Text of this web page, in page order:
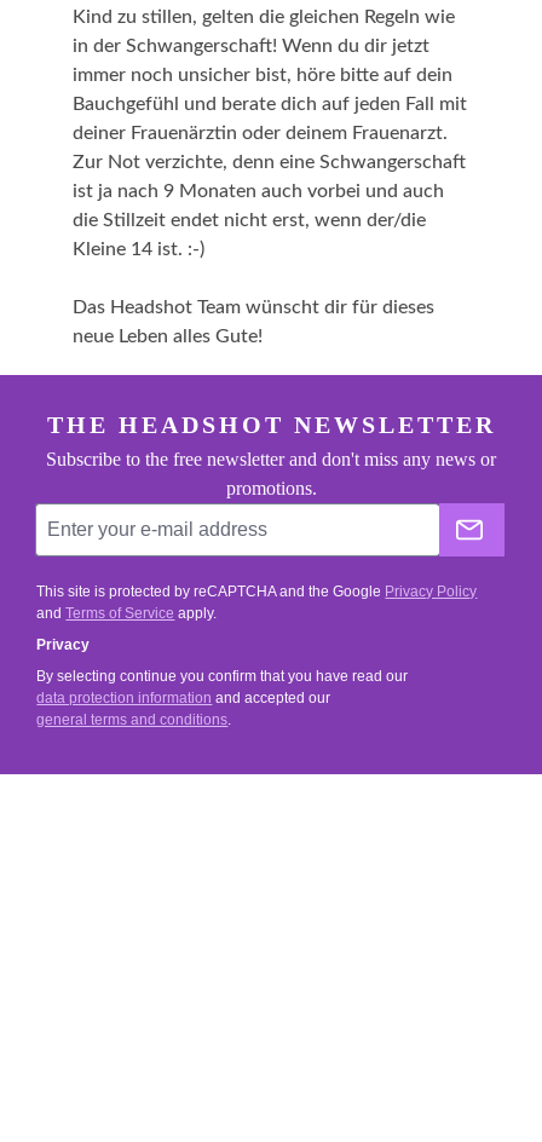
Kind zu stillen, gelten die gleichen Regeln wie
in der Schwangerschaft! Wenn du dir jetzt
immer noch unsicher bist, höre bitte auf dein
Bauchgefühl und berate dich auf jeden Fall mit
deiner Frauenärztin oder deinem Frauenarzt.
Zur Not verzichte, denn eine Schwangerschaft
ist ja nach 9 Monaten auch vorbei und auch
die Stillzeit endet nicht erst, wenn der/die
Kleine 14 ist. :-)
Das Headshot Team wünscht dir für dieses
neue Leben alles Gute!
THE HEADSHOT NEWSLETTER
Subscribe to the free newsletter and don't miss any news or
promotions.
The
Enter your e-mail address
This site is protected by reCAPTCHA and the Google Privacy Policy
andTerms of Service apply.
Privacy
By selecting continue you confirm that you have read our
data protection information and accepted our
general terms and conditions.